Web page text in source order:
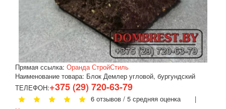
Прямая ссылка: Оранда СтройСтиль
Наименование товара: Блок Демлер угловой, бургундский
ТЕЛЕФОН:+375 (29) 720-63-79
6 отзывов / 5 средняя оценка |